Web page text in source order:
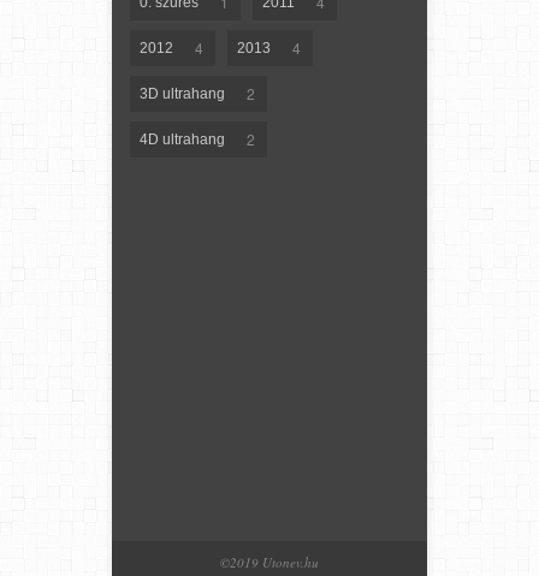
2012 4 2013 4
3D ultrahang 2
4D ultrahang 2
©2019 Utonev.hu